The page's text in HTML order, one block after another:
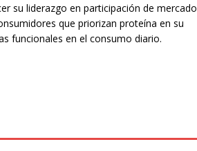
su liderazgo en participación de mercado
que priorizan proteína en su
funcionales en el consumo diario.